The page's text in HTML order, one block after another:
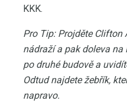
KKK.
Pro Tip: Projděte Clifton
nádraží a pak doleva na
po druhé budově a
Odtud najdete žebřík,
napravo.